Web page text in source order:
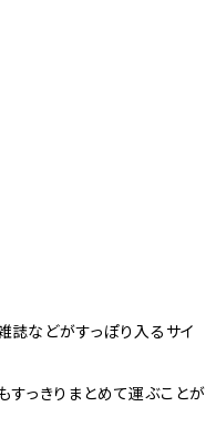
誌などがすっぽり入るサイ
っきりまとめて運ぶことが